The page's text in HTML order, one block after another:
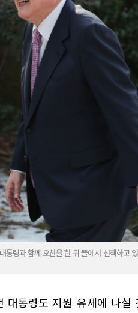
통령과 함께 오찬을 한 뒤 뜰에서 산책하고
대통령도 지원 유세에 나설